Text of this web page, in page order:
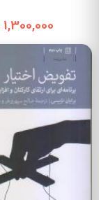
1,300,000